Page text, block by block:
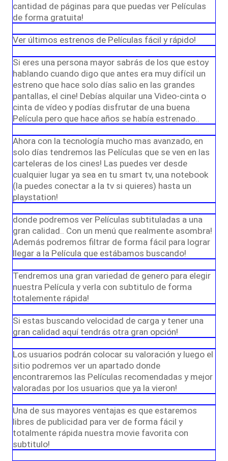
cantidad de páginas para que puedas ver Películas
de forma gratuita!
Ver últimos estrenos de Películas fácil y rápido!
Si eres una persona mayor sabrás de los que estoy
hablando cuando digo que antes era muy difícil un
estreno que hace solo días salio en las grandes
pantallas, el cine! Debías alquilar una Video-cinta o
cinta de vídeo y podías disfrutar de una buena
Película pero que hace años se había estrenado..
Ahora con la tecnología mucho mas avanzado, en
solo días tendremos las Películas que se ven en las
carteleras de los cines! Las puedes ver desde
cualquier lugar ya sea en tu smart tv, una notebook
(la puedes conectar a la tv si quieres) hasta un
playstation!
donde podremos ver Películas subtituladas a una
gran calidad.. Con un menú que realmente asombra!
Además podremos filtrar de forma fácil para lograr
llegar a la Película que estábamos buscando!
Tendremos una gran variedad de genero para elegir
nuestra Película y verla con subtitulo de forma
totalemente rápida!
Si estas buscando velocidad de carga y tener una
gran calidad aquí tendrás otra gran opción!
Los usuarios podrán colocar su valoración y luego el
sitio podremos ver un apartado donde
encontraremos las Películas recomendadas y mejor
valoradas por los usuarios que ya la vieron!
Una de sus mayores ventajas es que estaremos
libres de publicidad para ver de forma fácil y
totalmente rápida nuestra movie favorita con
subtitulo!